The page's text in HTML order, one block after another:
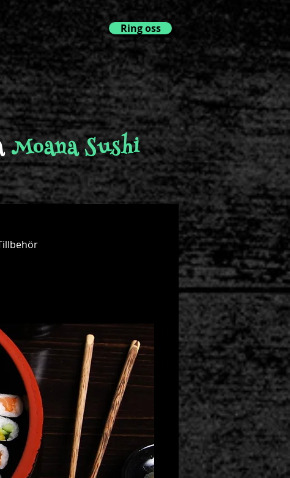
Ring oss
Moana Sushi